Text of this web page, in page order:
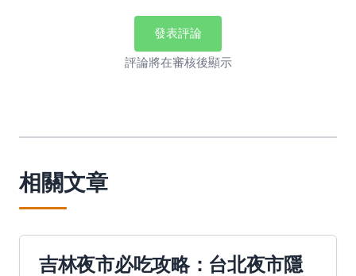
發表評論
評論將在審核後顯示
相關文章
吉林夜市必吃攻略：台北夜市隱